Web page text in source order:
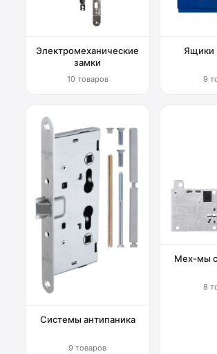
Электромеханические
замки
10 товаров
Ящики
9
Системы антипаника
9 товаров
Мех-мы
8